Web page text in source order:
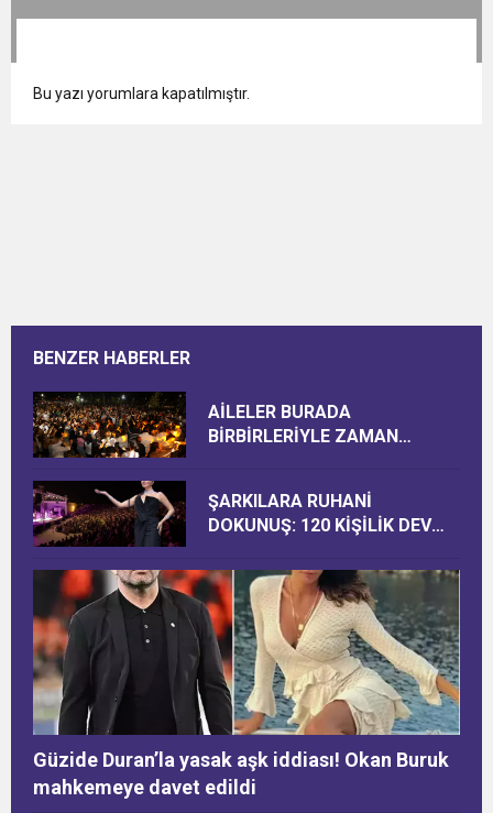
Bu yazı yorumlara kapatılmıştır.
BENZER HABERLER
AİLELER BURADA
BİRBİRLERİYLE ZAMAN
ŞARKILARA RUHANİ
DOKUNUŞ: 120 KİŞİLİK DEV
Güzide Duran’la yasak aşk iddiası! Okan Buruk
mahkemeye davet edildi